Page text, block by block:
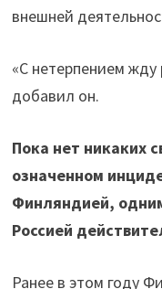
внешней
«С нетерпением жду
добавил он.
Пока нет никаких
означенном
Финляндией,
Россией
Ранее в этом году